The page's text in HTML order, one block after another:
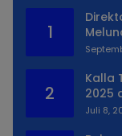
1
2
Kalla
2025
Juli 8,